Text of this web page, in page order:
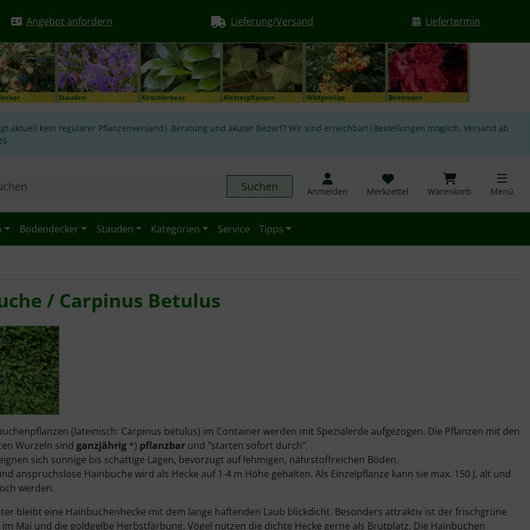
Angebot anfordern Lieferung/Versand Liefertermin
Stauden Kirschlorbeer Kletterpflanzen Wildgehölze Beetrosen
aktuell kein regulärer Pflanzenversand| Beratung und akuter Bedarf? Wir sind erreichbar!|Bestellungen möglich, Versand ab
Suchen Anmelden Merkzettel Warenkorb Menü
Bodendecker Stauden Kategorien Service Tipps
/ Carpinus Betulus
(lateinisch: Carpinus betulus) im Container werden mit Spezialerde aufgezogen. Die Pflanzen mit den
Wurzeln sind ganzjährig *) pflanzbar und "starten sofort durch".
sich sonnige bis schattige Lagen, bevorzugt auf lehmigen, nährstoffreichen Böden.
anspruchslose Hainbuche wird als Hecke auf 1-4 m Höhe gehalten. Als Einzelpflanze kann sie max. 150 J. alt und
werden.
bleibt eine Hainbuchenhecke mit dem lange haftenden Laub blickdicht. Besonders attraktiv ist der frischgrüne
Mai und die goldgelbe Herbstfärbung. Vögel nutzen die dichte Hecke gerne als Brutplatz. Die Hainbuchen